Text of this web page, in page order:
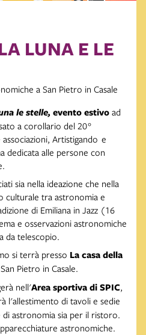
LUNA E LE
a San Pietro in Casale
le stelle,evento estivo ad
a corollario del 20°
Artistigando e
dedicata alle persone con
sia nella ideazione che nella
culturale tra astronomia e
di Emiliana in Jazz (16
e osservazioni astronomiche
da telescopio.
si terrà presso La casa della
Pietro in Casale.
nell'Area sportiva di SPIC,
l'allestimento di tavoli e sedie
di astronomia sia per il ristoro.
astronomiche.